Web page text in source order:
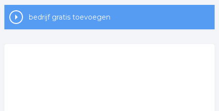
bedrijf gratis toevoegen